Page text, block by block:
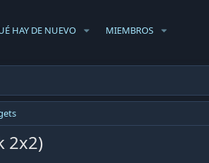
HAY DE NUEVO MIEMBROS
2x2)